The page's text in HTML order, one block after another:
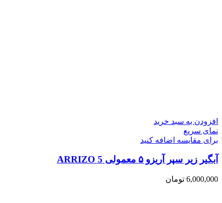
افزودن به سبد خرید
نمای سریع
برای مقایسه اضافه کنید
آبگیر زیر سپر آریزو ۵ معمولی ARRIZO 5
6,000,000 تومان